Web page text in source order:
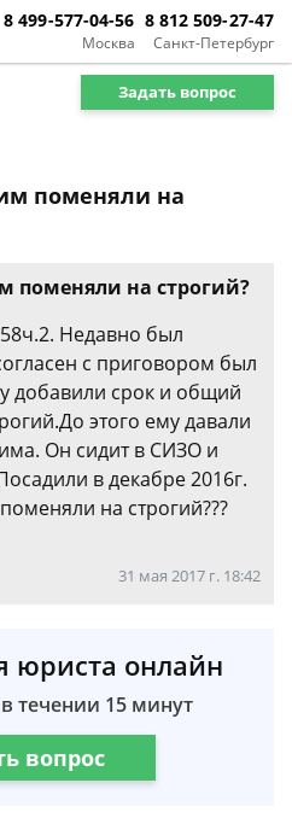
Москва
8 499-577-04-56
Санкт-Петербург
8 812 509-27-47
Задать вопрос
поменяли на
на строгий?
Недавно был
с приговором был
добавили срок и общий
этого ему давали
Он сидит в СИЗО и
в декабре 2016г.
на строгий???
31 мая 2017 г. 18:42
юриста онлайн
течении 15 минут
вопрос